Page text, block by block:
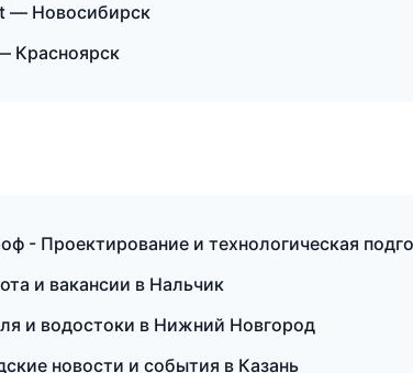
— Новосибирск
Красноярск
- Проектирование и технологическая
и вакансии в Нальчик
и водостоки в Нижний Новгород
новости и события в Казань